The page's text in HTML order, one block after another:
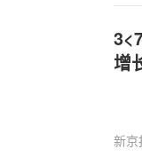
增
新京